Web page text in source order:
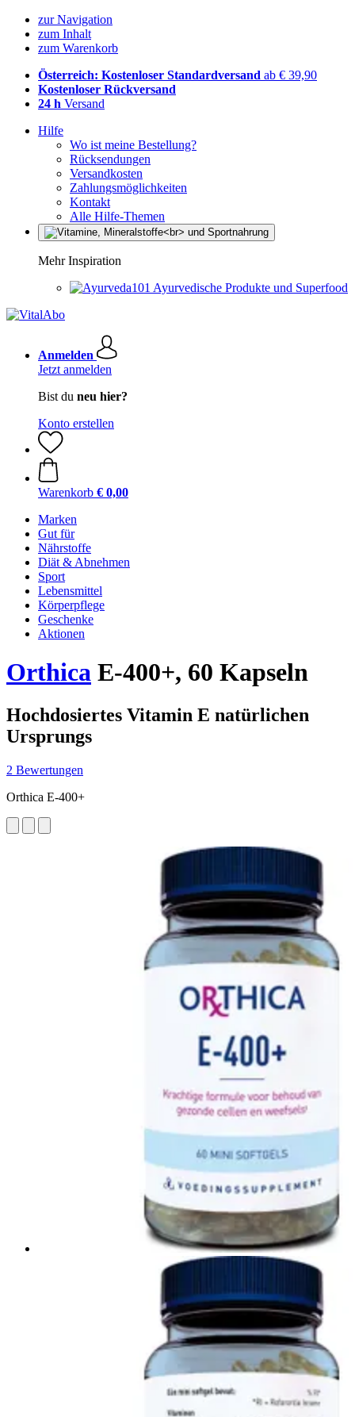
zur Navigation
zum Inhalt
zum Warenkorb
Österreich: Kostenloser Standardversand ab € 39,90
Kostenloser Rückversand
24 h Versand
Hilfe
Wo ist meine Bestellung?
Rücksendungen
Versandkosten
Zahlungsmöglichkeiten
Kontakt
Alle Hilfe-Themen
Mehr Inspiration
Ayurvedische Produkte und Superfood
Anmelden
Jetzt anmelden
Bist du neu hier?
Konto erstellen
Warenkorb € 0,00
Marken
Gut für
Nährstoffe
Diät & Abnehmen
Sport
Lebensmittel
Körperpflege
Geschenke
Aktionen
Orthica E-400+, 60 Kapseln
Hochdosiertes Vitamin E natürlichen
Ursprungs
2 Bewertungen
Orthica E-400+